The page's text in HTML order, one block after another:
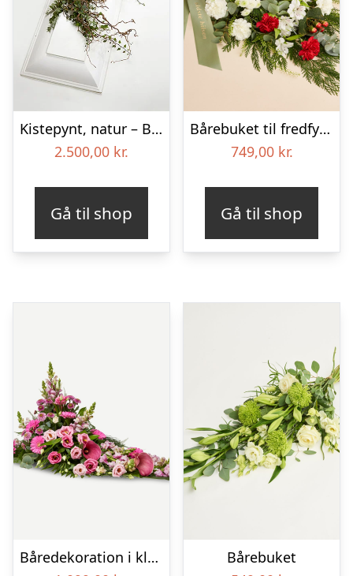
Kistepynt, natur – Blomster til begravelse
2.500,00 kr.
Gå til shop
Bårebuket til fredfyldt kærlighed med bånd
749,00 kr.
Gå til shop
Båredekoration i klassisk stil – pink
Bårebuket